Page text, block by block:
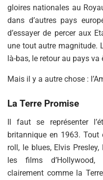
gloires nationales au
dans d’autres pays
d’essayer de percer aux
une tout autre magnitude.
là-bas, le retour au pays va
Mais il y a autre chose :
La Terre Promise
Il faut se représenter
britannique en 1963. Tout
roll, le blues, Elvis
les films
clairement comme la